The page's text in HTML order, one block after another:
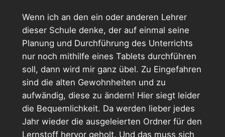
Wenn ich an den ein oder anderen Lehrer
dieser Schule denke, der auf einmal seine
Planung und Durchführung des Unterrichts
nur noch mithilfe eines Tablets durchführen
soll, dann wird mir ganz übel. Zu Eingefahren
sind die alten Gewohnheiten und zu
aufwändig, diese zu ändern! Hier siegt leider
die Bequemlichkeit. Da werden lieber jedes
Jahr wieder die ausgeleierten Ordner für den
Lernstoff hervor geholt. Und das muss sich